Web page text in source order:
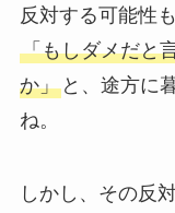
反対する可能性
「もしダメだと
か」と、途方に
ね。
しかし、その反